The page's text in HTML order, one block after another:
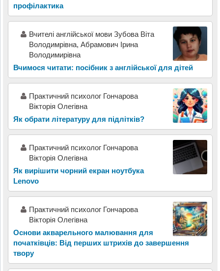
профілактика
Вчителі англійської мови Зубова Віта
Володимрівна, Абрамович Ірина
Володимирівна
Вчимося читати: посібник з англійської для дітей
Практичний психолог Гончарова
Вікторія Олегівна
Як обрати літературу для підлітків?
Практичний психолог Гончарова
Вікторія Олегівна
Як вирішити чорний екран ноутбука
Lenovo
Практичний психолог Гончарова
Вікторія Олегівна
Основи акварельного малювання для
початківців: Від перших штрихів до завершення
твору